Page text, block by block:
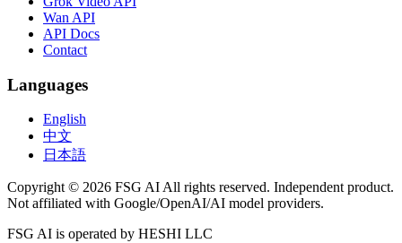
Wan API
API Docs
Contact
Languages
English
中文
日本語
Copyright © 2026 FSG AI All rights reserved. Independent product.
Not affiliated with Google/OpenAI/AI model providers.
FSG AI is operated by HESHI LLC